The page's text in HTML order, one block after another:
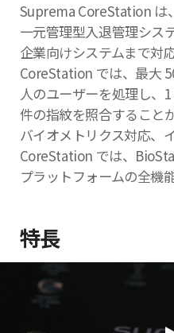
Suprema CoreStation は、
一元管理型入退管理シス
企業向けシステムまで対
CoreStation では、最大
人のユーザーを処理し、
件の指紋を照合すること
バイオメトリクス対応、
CoreStation では、
プラットフォームの全機
特長